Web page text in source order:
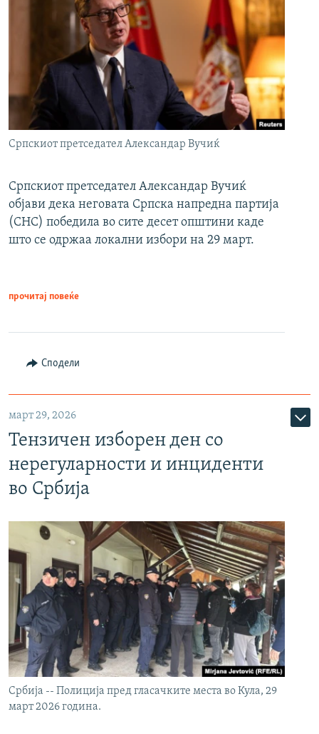
Српскиот претседател Александар Вучиќ
Српскиот претседател Александар Вучиќ
објави дека неговата Српска напредна партија
(СНС) победила во сите десет општини каде
што се одржаа локални избори на 29 март.
прочитај повеќе
Сподели
март 29, 2026
Тензичен изборен ден со
нерегуларности и инциденти
во Србија
Србија -- Полиција пред гласачките места во Кула, 29
март 2026 година.